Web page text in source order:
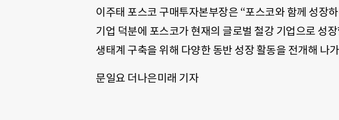
이주태 포스코 구매투자본부장은 “포스코와 함께 성장
기업 덕분에 포스코가 현재의 글로벌 철강 기업으로 성
생태계 구축을 위해 다양한 동반 성장 활동을 전개해 나
문일요 더나은미래 기자